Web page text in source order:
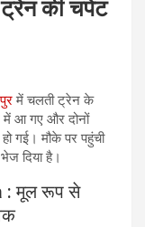
ट्रेन की चपेट
में चलती ट्रेन के
में आ गए और दोनों
गई। मौके पर पहुंची
दिया है।
: मूल रूप से